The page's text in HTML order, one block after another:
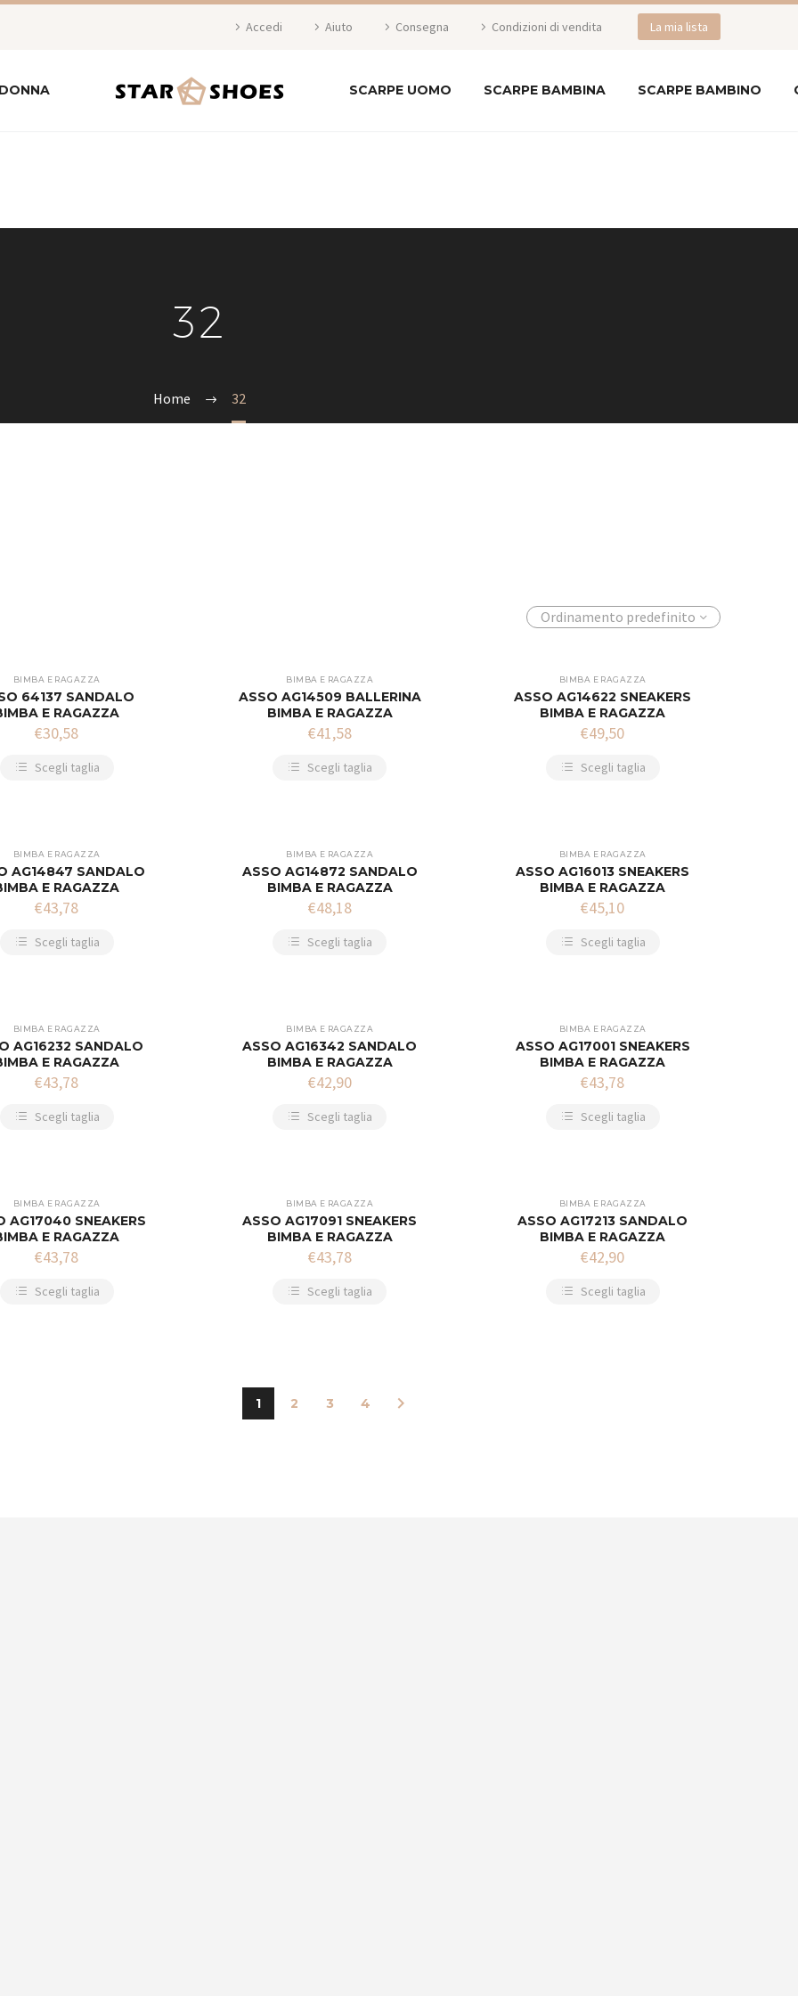
Accedi Aiuto Consegna Condizioni di vendita La mia lista
SCARPE UOMO SCARPE BAMBINA SCARPE BAMBINO
32
Home 32
Ordinamento predefinito
BIMBA E RAGAZZA
64137 SANDALO
E RAGAZZA
€30,58
Scegli taglia
BIMBA E RAGAZZA
ASSO AG14509 BALLERINA
BIMBA E RAGAZZA
€41,58
Scegli taglia
BIMBA E RAGAZZA
ASSO AG14622 SNEAKERS
BIMBA E RAGAZZA
€49,50
Scegli taglia
BIMBA E RAGAZZA
AG14847 SANDALO
E RAGAZZA
€43,78
Scegli taglia
BIMBA E RAGAZZA
ASSO AG14872 SANDALO
BIMBA E RAGAZZA
€48,18
Scegli taglia
BIMBA E RAGAZZA
ASSO AG16013 SNEAKERS
BIMBA E RAGAZZA
€45,10
Scegli taglia
BIMBA E RAGAZZA
AG16232 SANDALO
E RAGAZZA
€43,78
Scegli taglia
BIMBA E RAGAZZA
ASSO AG16342 SANDALO
BIMBA E RAGAZZA
€42,90
Scegli taglia
BIMBA E RAGAZZA
ASSO AG17001 SNEAKERS
BIMBA E RAGAZZA
€43,78
Scegli taglia
BIMBA E RAGAZZA
AG17040 SNEAKERS
E RAGAZZA
€43,78
Scegli taglia
BIMBA E RAGAZZA
ASSO AG17091 SNEAKERS
BIMBA E RAGAZZA
€43,78
Scegli taglia
BIMBA E RAGAZZA
ASSO AG17213 SANDALO
BIMBA E RAGAZZA
€42,90
Scegli taglia
1 2 3 4